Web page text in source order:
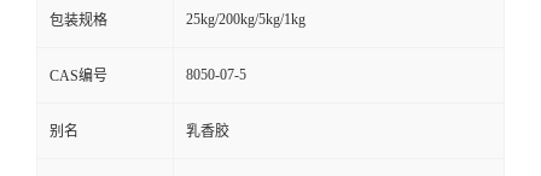
包装规格 25kg/200kg/5kg/1kg
CAS编号 8050-07-5
别名 乳香胶